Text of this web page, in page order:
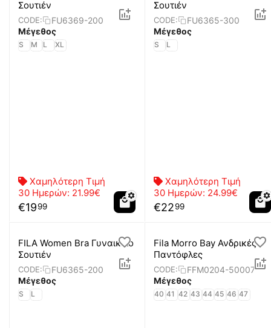
Σουτιέν
CODE:
FU6369-200
Μέγεθος
S M L XL
Χαμηλότερη Τιμή
30 Ημερών: 21.99€
€1999
Σουτιέν
CODE:
FU6365-300
Μέγεθος
S L
Χαμηλότερη Τιμή
30 Ημερών: 24.99€
€2299
FILA Women Bra Γυναικείο
Σουτιέν
CODE:
FU6365-200
Μέγεθος
S L
Fila Morro Bay Ανδρικές
Παντόφλες
CODE:
FFM0204-50007
Μέγεθος
40 41 42 43 44 45 46 47